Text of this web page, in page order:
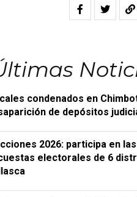
condenados en
de depósitos
2026: participa en las
electorales de 6